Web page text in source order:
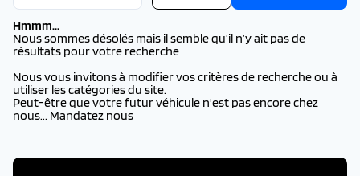
Hmmm...
Nous sommes désolés mais il semble qu’il n’y ait pas de
résultats pour votre recherche
Nous vous invitons à modifier vos critères de recherche ou à
utiliser les catégories du site.
Peut-être que votre futur véhicule n'est pas encore chez
nous... Mandatez nous